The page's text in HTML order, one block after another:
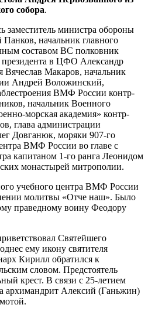
собора.
заместитель министра обороны
начальник главного
составом ВС полковник
в ЦФО Александр
Вячеслав Макаров, начальник
Андрей Воложинский,
ВМФ России контр-
начальник Военного
морская академия» контр-
глава администрации
Довганюк, моряки 907-го
ВМФ России во главе с
капитаном 1-го ранга Леонидом
монастырей митрополии.
учебного центра ВМФ России
молитвы «Отче наш». Было
праведному воину Феодору
Святейшего
ему икону святителя
Кирилл обратился к
словом. Предстоятель
крест. В связи с 25-летием
архимандрит Алексий (Ганьжин)